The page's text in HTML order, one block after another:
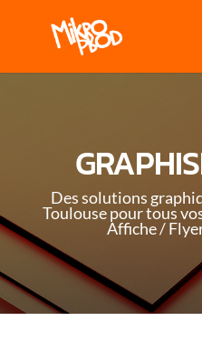
Des solutions
Toulouse pour tous
Affiche /